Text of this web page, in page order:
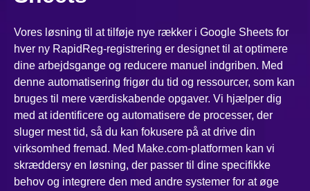
Vores løsning til at tilføje nye rækker i Google Sheets for
hver ny RapidReg-registrering er designet til at optimere
dine arbejdsgange og reducere manuel indgriben. Med
denne automatisering frigør du tid og ressourcer, som kan
bruges til mere værdiskabende opgaver. Vi hjælper dig
med at identificere og automatisere de processer, der
sluger mest tid, så du kan fokusere på at drive din
virksomhed fremad. Med Make.com-platformen kan vi
skræddersy en løsning, der passer til dine specifikke
behov og integrere den med andre systemer for at øge